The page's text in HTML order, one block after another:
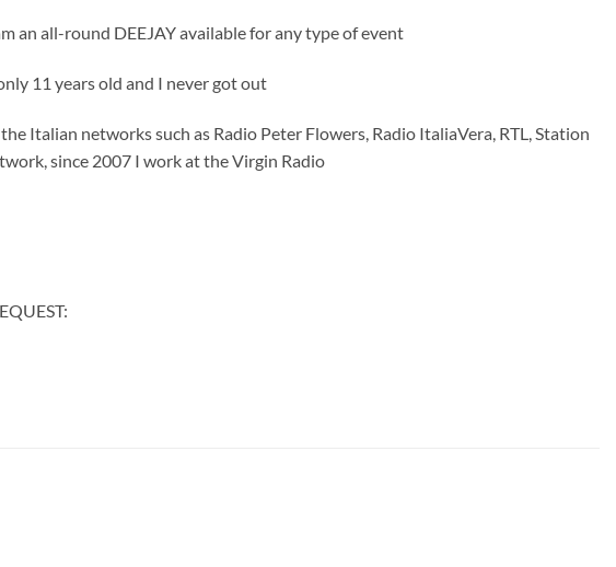
an all-round DEEJAY available for any type of event
11 years old and I never got out
Italian networks such as Radio Peter Flowers, Radio ItaliaVera, RTL, Station
since 2007 I work at the Virgin Radio